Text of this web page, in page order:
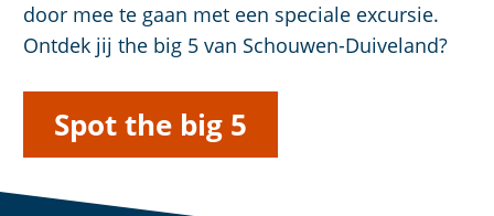
door mee te gaan met een speciale excursie.
Ontdek jij the big 5 van Schouwen-Duiveland?
Spot the big 5